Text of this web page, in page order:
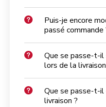
Puis-je encore
passé commande
Que se passe-t-il
lors de la
Que se passe-t-il
livraison ?